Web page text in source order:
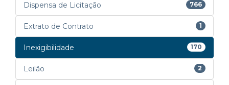
Dispensa de Licitação 766
Extrato de Contrato 1
Inexigibilidade 170
Leilão 2